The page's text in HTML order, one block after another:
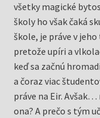
všetky magické
školy ho však čaká
škole, je práve v
pretože upíri a
keď sa začnú
a čoraz viac
práve na Eir.
ona? A prečo s tým